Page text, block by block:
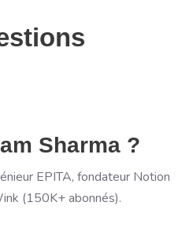
Sharma ?
EPITA, fondateur Notion
(150K+ abonnés).